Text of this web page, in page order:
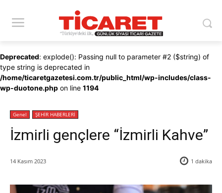
Deprecated: explode(): Passing null to parameter #2 ($string) of
type string is deprecated in
/home/ticaretgazetesi.com.tr/public_html/wp-includes/class-
wp-duotone.php on line 1194
Genel ŞEHİR HABERLERİ
İzmirli gençlere “İzmirli Kahve”
14 Kasım 2023 1 dakika